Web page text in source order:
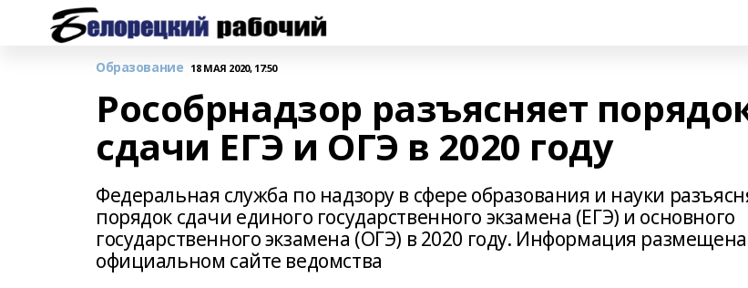
Образование 18 МАЯ 2020, 17:50
Рособрнадзор разъясняет
сдачи ЕГЭ и ОГЭ в 2020 году
Федеральная служба по надзору в сфере образования и науки
порядок сдачи единого государственного экзамена (ЕГЭ) и основного
государственного экзамена (ОГЭ) в 2020 году. Информация
официальном сайте ведомства